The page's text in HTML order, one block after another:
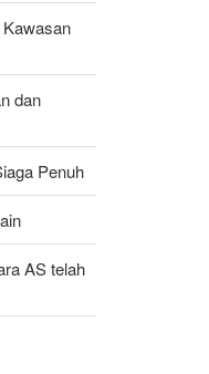
dan
Penuh
AS telah